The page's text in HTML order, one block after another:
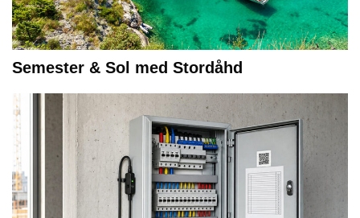
Semester & Sol med Stordåhd